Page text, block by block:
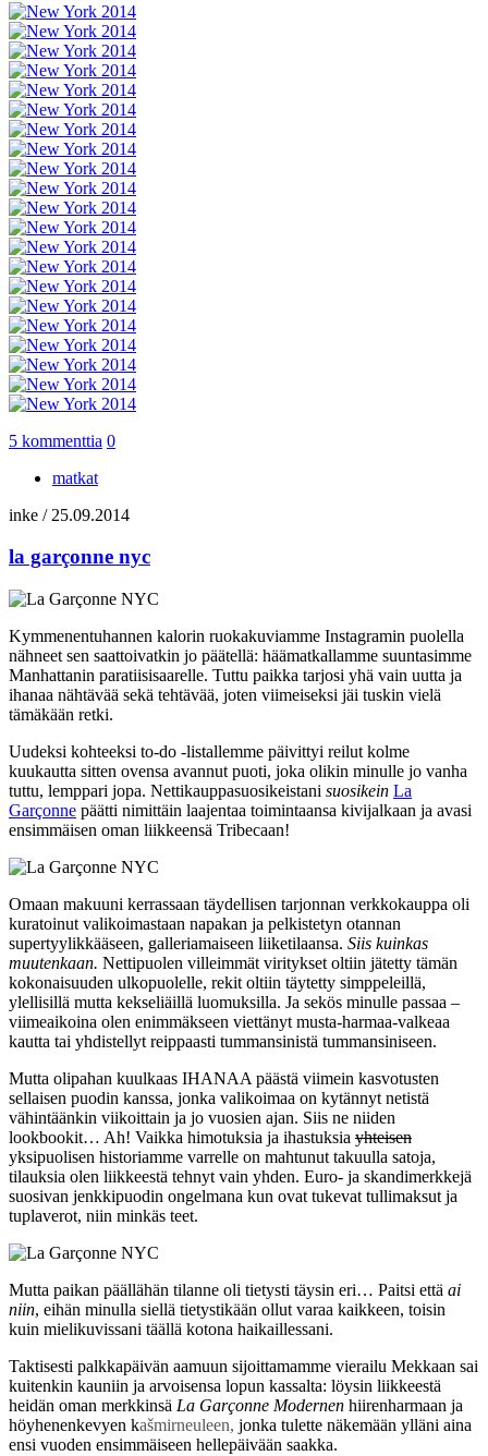
5 kommenttia 0
matkat
inke / 25.09.2014
la garçonne nyc
Kymmenentuhannen kalorin ruokakuviamme Instagramin puolella
nähneet sen saattoivatkin jo päätellä: häämatkallamme suuntasimme
Manhattanin paratiisisaarelle. Tuttu paikka tarjosi yhä vain uutta ja
ihanaa nähtävää sekä tehtävää, joten viimeiseksi jäi tuskin vielä
tämäkään retki.
Uudeksi kohteeksi to-do -listallemme päivittyi reilut kolme
kuukautta sitten ovensa avannut puoti, joka olikin minulle jo vanha
tuttu, lemppari jopa. Nettikauppasuosikeistani suosikein La
Garçonne päätti nimittäin laajentaa toimintaansa kivijalkaan ja avasi
ensimmäisen oman liikkeensä Tribecaan!
Omaan makuuni kerrassaan täydellisen tarjonnan verkkokauppa oli
kuratoinut valikoimastaan napakan ja pelkistetyn otannan
supertyylikkääseen, galleriamaiseen liiketilaansa. Siis kuinkas
muutenkaan. Nettipuolen villeimmät viritykset oltiin jätetty tämän
kokonaisuuden ulkopuolelle, rekit oltiin täytetty simppeleillä,
ylellisillä mutta kekseliäillä luomuksilla. Ja sekös minulle passaa –
viimeaikoina olen enimmäkseen viettänyt musta-harmaa-valkeaa
kautta tai yhdistellyt reippaasti tummansinistä tummansiniseen.
Mutta olipahan kuulkaas IHANAA päästä viimein kasvotusten
sellaisen puodin kanssa, jonka valikoimaa on kytännyt netistä
vähintäänkin viikoittain ja jo vuosien ajan. Siis ne niiden
lookbookit… Ah! Vaikka himotuksia ja ihastuksia yhteisen
yksipuolisen historiamme varrelle on mahtunut takuulla satoja,
tilauksia olen liikkeestä tehnyt vain yhden. Euro- ja skandimerkkejä
suosivan jenkkipuodin ongelmana kun ovat tukevat tullimaksut ja
tuplaverot, niin minkäs teet.
Mutta paikan päällähän tilanne oli tietysti täysin eri… Paitsi että ai
niin, eihän minulla siellä tietystikään ollut varaa kaikkeen, toisin
kuin mielikuvissani täällä kotona haikaillessani.
Taktisesti palkkapäivän aamuun sijoittamamme vierailu Mekkaan sai
kuitenkin kauniin ja arvoisensa lopun kassalta: löysin liikkeestä
heidän oman merkkinsä La Garçonne Modernen hiirenharmaan ja
höyhenenkevyen kašmirneuleen, jonka tulette näkemään ylläni aina
ensi vuoden ensimmäiseen hellepäivään saakka.